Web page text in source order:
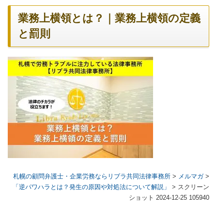
業務上横領とは？｜業務上横領の定義
と罰則
札幌の顧問弁護士・企業労務ならリブラ共同法律事務所 > メルマガ>
「逆パワハラとは？発生の原因や対処法について解説」
> スクリーン
ショット 2024-12-25 105940